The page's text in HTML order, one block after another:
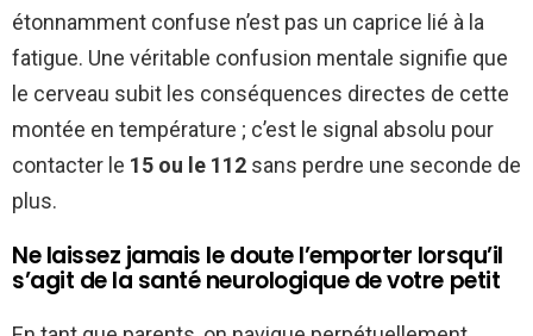
étonnamment confuse n’est pas un caprice lié à la
fatigue. Une véritable confusion mentale signifie que
le cerveau subit les conséquences directes de cette
montée en température ; c’est le signal absolu pour
contacter le 15 ou le 112 sans perdre une seconde de
plus.
Ne laissez jamais le doute l’emporter lorsqu’il
s’agit de la santé neurologique de votre petit